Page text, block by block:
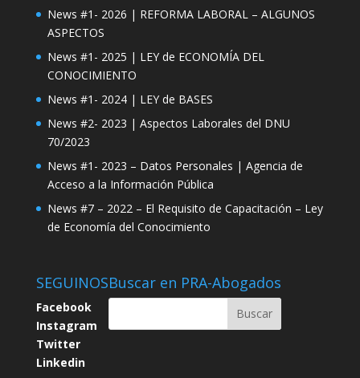
News #1- 2026 | REFORMA LABORAL – ALGUNOS
ASPECTOS
News #1- 2025 | LEY de ECONOMÍA DEL
CONOCIMIENTO
News #1- 2024 | LEY de BASES
News #2- 2023 | Aspectos Laborales del DNU
70/2023
News #1- 2023 – Datos Personales | Agencia de
Acceso a la Información Pública
News #7 – 2022 – El Requisito de Capacitación – Ley
de Economía del Conocimiento
SEGUINOS
Facebook
Instagram
Twitter
Linkedin
Buscar en PRA-Abogados